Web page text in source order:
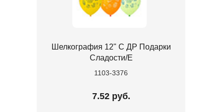
Шелкография 12" С ДР Подарки
Сладости/Е
1103-3376
7.52 руб.